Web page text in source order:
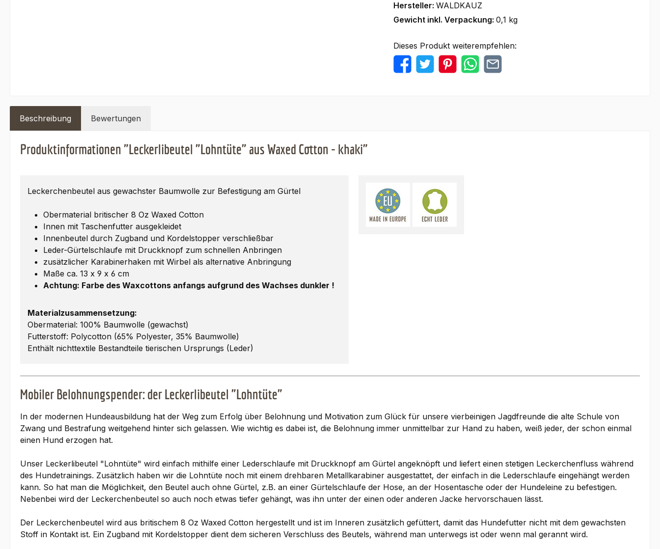
Hersteller: WALDKAUZ
Gewicht inkl. Verpackung: 0,1 kg
Dieses Produkt weiterempfehlen:
Beschreibung Bewertungen
Produktinformationen "Leckerlibeutel "Lohntüte" aus Waxed Cotton - khaki"
Leckerchenbeutel aus gewachster Baumwolle zur Befestigung am Gürtel
Obermaterial britischer 8 Oz Waxed Cotton
Innen mit Taschenfutter ausgekleidet
Innenbeutel durch Zugband und Kordelstopper verschließbar
Leder-Gürtelschlaufe mit Druckknopf zum schnellen Anbringen
zusätzlicher Karabinerhaken mit Wirbel als alternative Anbringung
Maße ca. 13 x 9 x 6 cm
Achtung: Farbe des Waxcottons anfangs aufgrund des Wachses dunkler !
Materialzusammensetzung:
Obermaterial: 100% Baumwolle (gewachst)
Futterstoff: Polycotton (65% Polyester, 35% Baumwolle)
Enthält nichttextile Bestandteile tierischen Ursprungs (Leder)
Mobiler Belohnungspender: der Leckerlibeutel "Lohntüte"
In der modernen Hundeausbildung hat der Weg zum Erfolg über Belohnung und Motivation zum Glück für unsere vierbeinigen Jagdfreunde die alte Schule von
Zwang und Bestrafung weitgehend hinter sich gelassen. Wie wichtig es dabei ist, die Belohnung immer unmittelbar zur Hand zu haben, weiß jeder, der schon einmal
einen Hund erzogen hat.
Unser Leckerlibeutel "Lohntüte" wird einfach mithilfe einer Lederschlaufe mit Druckknopf am Gürtel angeknöpft und liefert einen stetigen Leckerchenfluss während
des Hundetrainings. Zusätzlich haben wir die Lohntüte noch mit einem drehbaren Metallkarabiner ausgestattet, der einfach in die Lederschlaufe eingehängt werden
kann. So hat man die Möglichkeit, den Beutel auch ohne Gürtel, z.B. an einer Gürtelschlaufe der Hose, an der Hosentasche oder der Hundeleine zu befestigen.
Nebenbei wird der Leckerchenbeutel so auch noch etwas tiefer gehängt, was ihn unter der einen oder anderen Jacke hervorschauen lässt.
Der Leckerchenbeutel wird aus britischem 8 Oz Waxed Cotton hergestellt und ist im Inneren zusätzlich gefüttert, damit das Hundefutter nicht mit dem gewachsten
Stoff in Kontakt ist. Ein Zugband mit Kordelstopper dient dem sicheren Verschluss des Beutels, während man unterwegs ist oder wenn mal gerannt wird.